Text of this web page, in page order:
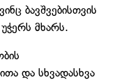
ბავშვებისთვის
უჭერს მხარს.
და სხვადასხვა